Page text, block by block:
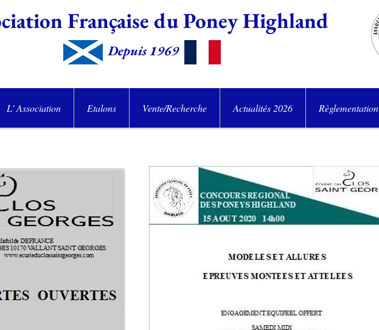
Française du PoneyHighland
Depuis 1969
L' Association Etalons Vente/Recherche Actualités 2026 Règlementation